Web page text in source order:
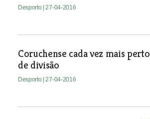
Desporto | 27-04-2016
Coruchense cada vez mais
de divisão
Desporto | 27-04-2016